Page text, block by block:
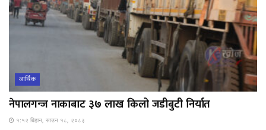
आर्थिक
नेपालगन्ज नाकाबाट ३७ लाख किलो जडीबुटी निर्यात
१:५२ बिहान, साउन १८, २०८३